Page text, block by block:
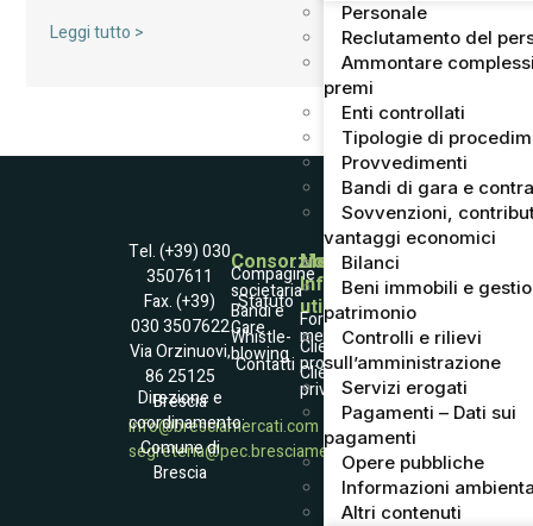
Personale
Reclutamento del
Ammontare
premi
Enti controllati
Tipologie di
Provvedimenti
Bandi di gara e
Sovvenzioni,
vantaggi economici
Bilanci
Beni immobili e
patrimonio
Controlli e rilievi
sull’amministrazione
Servizi erogati
Pagamenti – Dati sui
pagamenti
Opere pubbliche
Informazioni
Altri contenuti
Leggi tutto >
Tel. (+39) 030
3507611
Fax. (+39)
030 3507622
Via Orzinuovi,
86 25125
Brescia
info@bresciamercati.com
segreteria@pec.bresciamercati.com
Direzione e
coordinamento:
Comune di
Brescia
Consorzio
Compagine
societaria
Statuto
Bandi e
Gare
Whistle­
blowing
Contatti
Mercato
Informazioni
utili
Fornitori
merce
Clienti
professionali
Clienti
privati
Società
Trasparente
Accessibilità
Informativa
Raccolta dati
Coockies Policy
Dati e contatto
DPO